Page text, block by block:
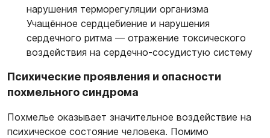
нарушения терморегуляции организма
Учащённое сердцебиение и нарушения
сердечного ритма — отражение токсического
воздействия на сердечно-сосудистую систему
Психические проявления и опасности
похмельного синдрома
Похмелье оказывает значительное воздействие на
психическое состояние человека. Помимо